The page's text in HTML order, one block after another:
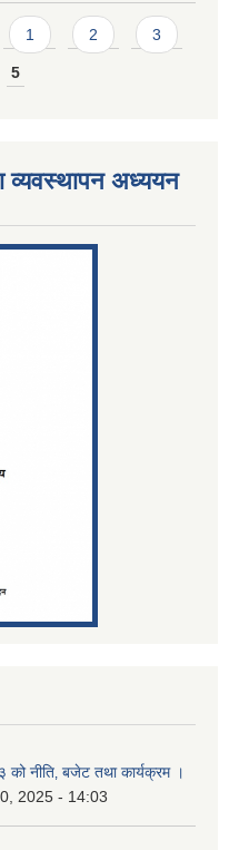
1 2 3
5
व्यवस्थापन अध्ययन
नीति‚ बजेट तथा कार्यक्रम ।
2025 - 14:03